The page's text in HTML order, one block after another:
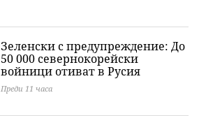
Зеленски с предупреждение: До
50 000 севернокорейски
войници отиват в Русия
Преди 11 часа